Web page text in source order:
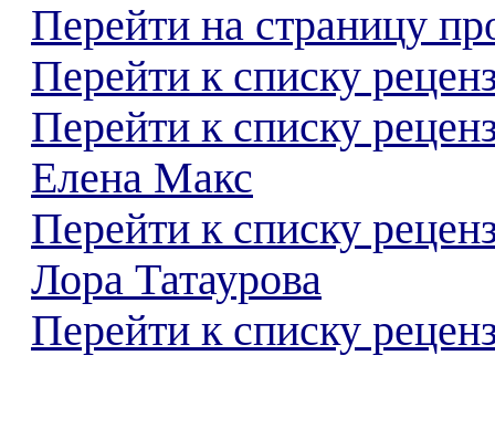
Перейти на страницу
Перейти к списку
Перейти к списку
Елена Макс
Перейти к списку
Лора Татаурова
Перейти к списку